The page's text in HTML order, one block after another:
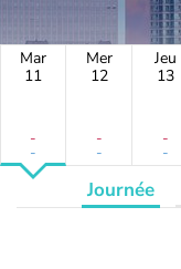
Mar
11
-
-
Mer
12
-
-
Jeu
13
-
-
Journée